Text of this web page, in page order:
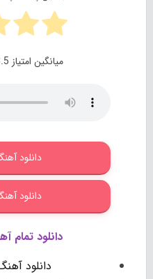
میانگین امتیاز
دانلود
دانلود
دانلود تمام
دانلود